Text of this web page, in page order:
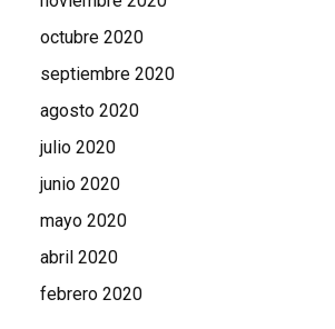
octubre 2020
septiembre 2020
agosto 2020
julio 2020
junio 2020
mayo 2020
abril 2020
febrero 2020